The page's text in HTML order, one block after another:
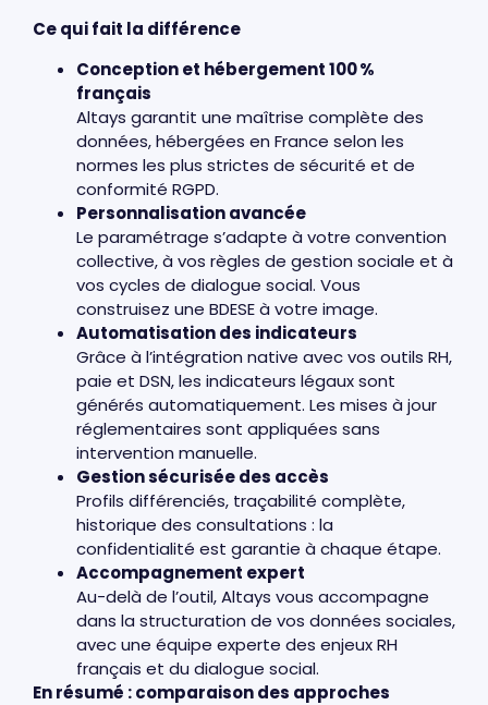
Ce qui fait la différence
Conception et hébergement 100%
français
Altays garantit une maîtrise complète des
données, hébergées en France selon les
normes les plus strictes de sécurité et de
conformité RGPD.
Personnalisation avancée
Le paramétrage s’adapte à votre convention
collective, à vos règles de gestion sociale et à
vos cycles de dialogue social. Vous
construisez une BDESE à votre image.
Automatisation des indicateurs
Grâce à l’intégration native avec vos outils RH,
paie et DSN, les indicateurs légaux sont
générés automatiquement. Les mises à jour
réglementaires sont appliquées sans
intervention manuelle.
Gestion sécurisée des accès
Profils différenciés, traçabilité complète,
historique des consultations : la
confidentialité est garantie à chaque étape.
Accompagnement expert
Au-delà de l’outil, Altays vous accompagne
dans la structuration de vos données sociales,
avec une équipe experte des enjeux RH
français et du dialogue social.
En résumé : comparaison des approches